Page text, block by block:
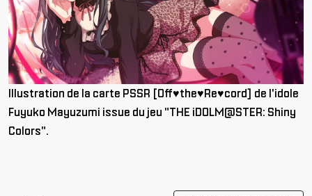
Illustration de la carte PSSR [Off♥the♥Re♥cord] de l'idole
Fuyuko Mayuzumi issue du jeu "THE iDOLM@STER: Shiny
Colors".